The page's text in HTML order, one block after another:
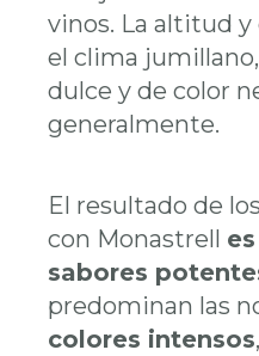
vinos. La altitud y
el clima
dulce y de color
generalmente.
El resultado de
con Monastrell
sabores
predominan las
colores intensos